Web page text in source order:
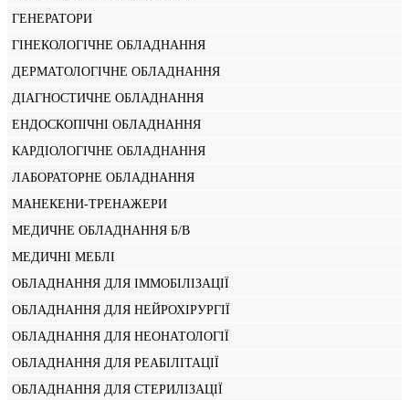
ГЕНЕРАТОРИ
ГІНЕКОЛОГІЧНЕ ОБЛАДНАННЯ
ДЕРМАТОЛОГІЧНЕ ОБЛАДНАННЯ
ДІАГНОСТИЧНЕ ОБЛАДНАННЯ
ЕНДОСКОПІЧНІ ОБЛАДНАННЯ
КАРДІОЛОГІЧНЕ ОБЛАДНАННЯ
ЛАБОРАТОРНЕ ОБЛАДНАННЯ
МАНЕКЕНИ-ТРЕНАЖЕРИ
МЕДИЧНЕ ОБЛАДНАННЯ Б/В
МЕДИЧНІ МЕБЛІ
ОБЛАДНАННЯ ДЛЯ ІММОБІЛІЗАЦІЇ
ОБЛАДНАННЯ ДЛЯ НЕЙРОХІРУРГІЇ
ОБЛАДНАННЯ ДЛЯ НЕОНАТОЛОГІЇ
ОБЛАДНАННЯ ДЛЯ РЕАБІЛІТАЦІЇ
ОБЛАДНАННЯ ДЛЯ СТЕРИЛІЗАЦІЇ